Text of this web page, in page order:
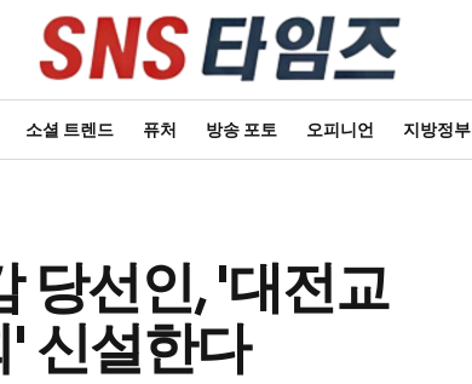
소셜 트렌드 퓨처 방송 포토 오피니언 지방정부
당선인, '대전교
신설한다